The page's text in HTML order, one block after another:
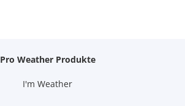
Pro Weather Produkte
I'm Weather